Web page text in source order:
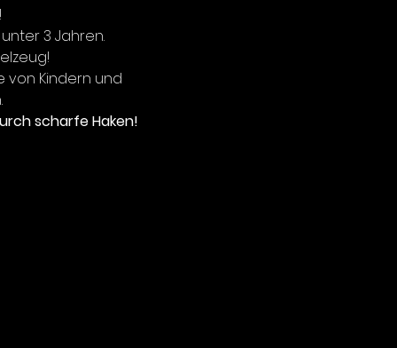
3 Jahren.
von Kindern und
scharfe Haken!